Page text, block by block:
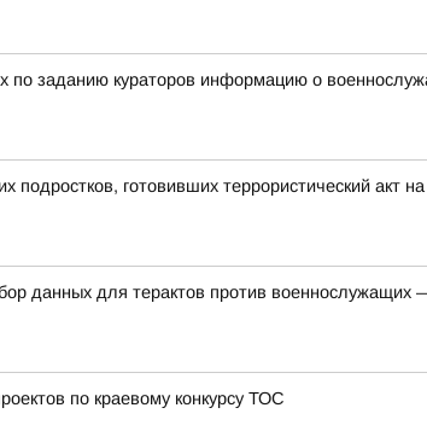
заданию кураторов информацию о
подростков, готовивших террористический акт
данных для терактов против
по краевому конкурсу ТОС